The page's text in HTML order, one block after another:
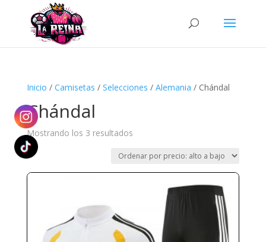
Búsqueda
productos
Inicio / Camisetas / Selecciones / Alemania / Chándal
Chándal
Mostrando los 3 resultadosOrdenado
precio:
alto